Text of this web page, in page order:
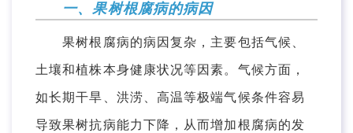
一、果树根腐病的病因
果树根腐病的病因复杂，主要包括气候、
土壤和植株本身健康状况等因素。气候方面，
如长期干旱、洪涝、高温等极端气候条件容易
导致果树抗病能力下降，从而增加根腐病的发